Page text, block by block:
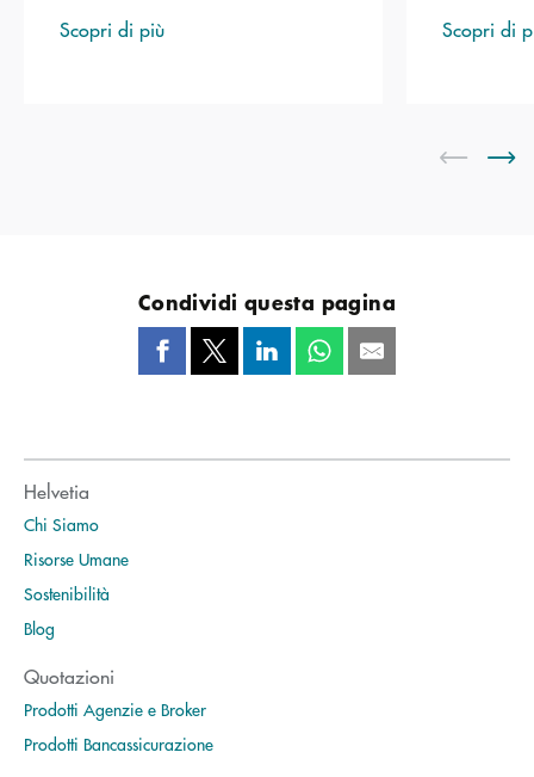
Scopri di più Scopri di
Condividi questa pagina
Helvetia
Chi Siamo
Risorse Umane
Sostenibilità
Blog
Quotazioni
Prodotti Agenzie e Broker
Prodotti Bancassicurazione